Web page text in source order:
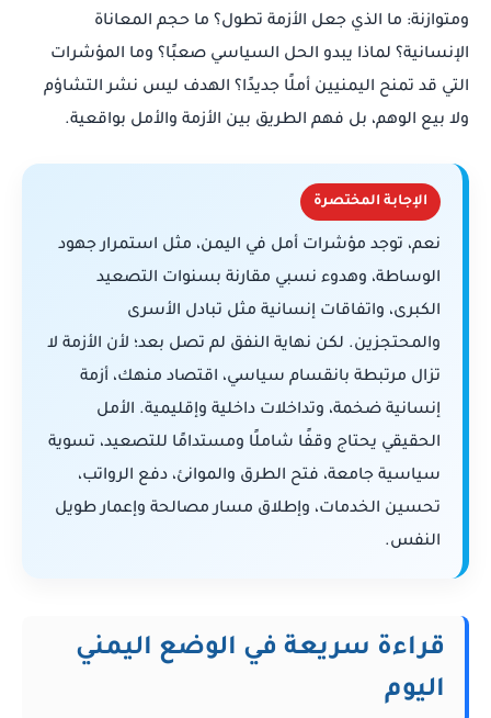
ومتوازنة: ما الذي جعل الأزمة تطول؟ ما حجم المعاناة
الإنسانية؟ لماذا يبدو الحل السياسي صعبًا؟ وما المؤشرات
التي قد تمنح اليمنيين أملًا جديدًا؟ الهدف ليس نشر التشاؤم
ولا بيع الوهم، بل فهم الطريق بين الأزمة والأمل بواقعية.
الإجابة المختصرة
نعم، توجد مؤشرات أمل في اليمن، مثل استمرار جهود
الوساطة، وهدوء نسبي مقارنة بسنوات التصعيد
الكبرى، واتفاقات إنسانية مثل تبادل الأسرى
والمحتجزين. لكن نهاية النفق لم تصل بعد؛ لأن الأزمة لا
تزال مرتبطة بانقسام سياسي، اقتصاد منهك، أزمة
إنسانية ضخمة، وتداخلات داخلية وإقليمية. الأمل
الحقيقي يحتاج وقفًا شاملًا ومستدامًا للتصعيد، تسوية
سياسية جامعة، فتح الطرق والموانئ، دفع الرواتب،
تحسين الخدمات، وإطلاق مسار مصالحة وإعمار طويل
النفس.
قراءة سريعة في الوضع اليمني
اليوم